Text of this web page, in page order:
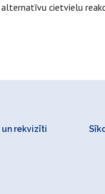
cietvielu
un rekvizīti